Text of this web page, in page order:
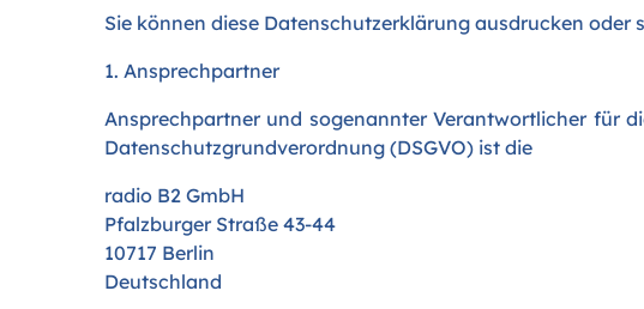
Sie können diese Datenschutzerklärung ausdrucken
1. Ansprechpartner
Ansprechpartner und sogenannter Verantwortlicher für
Datenschutzgrundverordnung (DSGVO) ist die
radio B2 GmbH
Pfalzburger Straße 43-44
10717 Berlin
Deutschland